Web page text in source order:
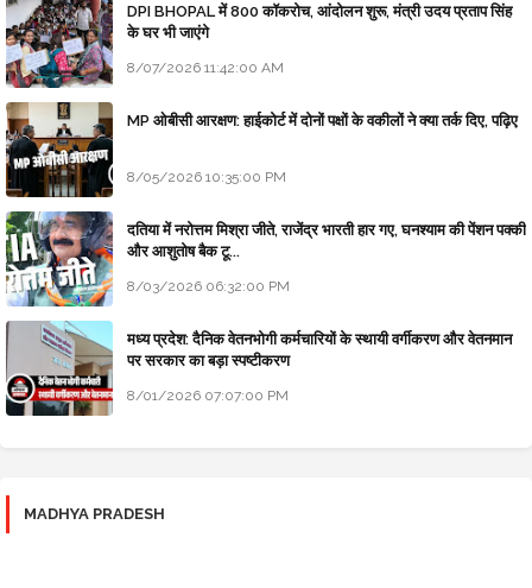
DPI BHOPAL में 800 कॉकरोच, आंदोलन शुरू, मंत्री उदय प्रताप सिंह
के घर भी जाएंगे
8/07/2026 11:42:00 AM
MP ओबीसी आरक्षण: हाईकोर्ट में दोनों पक्षों के वकीलों ने क्या तर्क दिए, पढ़िए
8/05/2026 10:35:00 PM
दतिया में नरोत्तम मिश्रा जीते, राजेंद्र भारती हार गए, घनश्याम की पेंशन पक्की
और आशुतोष बैक टू...
8/03/2026 06:32:00 PM
मध्य प्रदेश: दैनिक वेतनभोगी कर्मचारियों के स्थायी वर्गीकरण और वेतनमान
पर सरकार का बड़ा स्पष्टीकरण
8/01/2026 07:07:00 PM
MADHYA PRADESH